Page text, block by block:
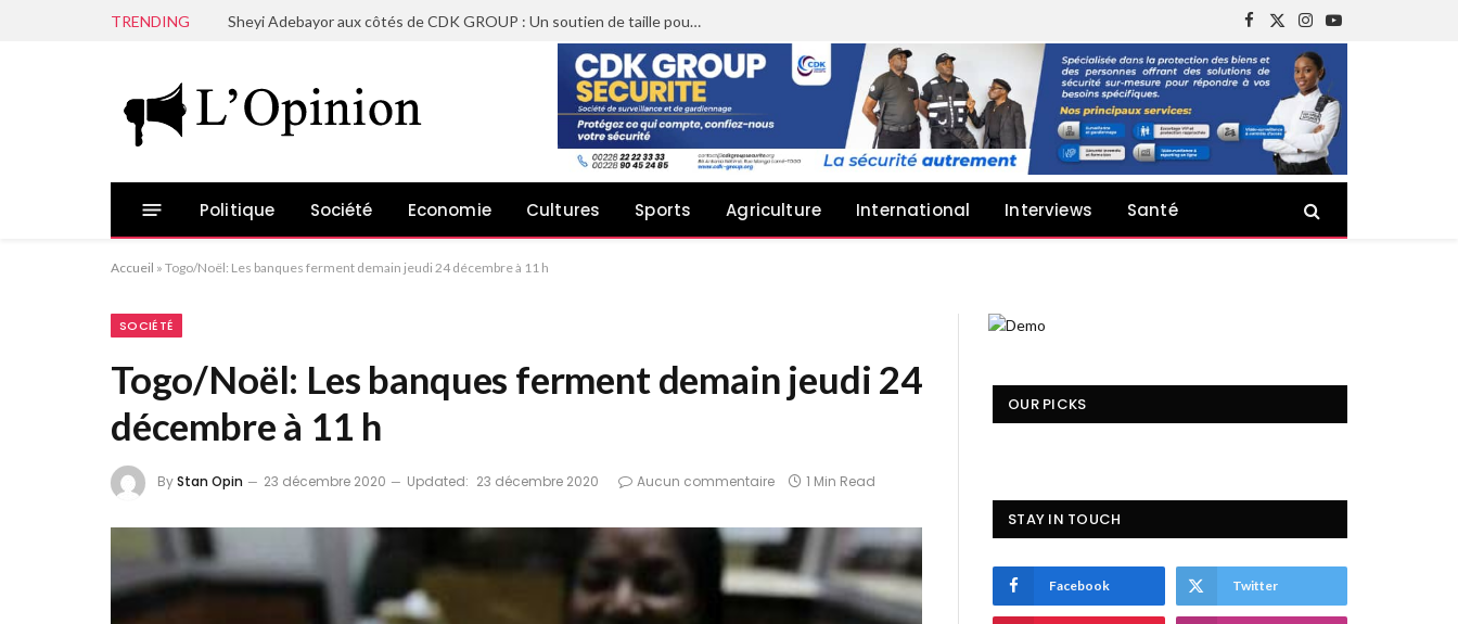
TRENDING Sheyi Adebayor aux côtés de CDK GROUP : Un soutien de taille pour le concert de Joachin Migos
Facebook
X
(Twitter)
Instagram
YouTube
Politique Société Economie Cultures Sports Agriculture International Interviews Santé
Accueil » Togo/Noël: Les banques ferment demain jeudi 24 décembre à 11 h
SOCIÉTÉ
Togo/Noël: Les banques ferment demain jeudi 24
décembre à 11 h
ByStan Opin 23 décembre 2020 Updated: 23 décembre 2020 Aucun commentaire 1 Min Read
OUR PICKS
STAY IN TOUCH
Facebook Twitter